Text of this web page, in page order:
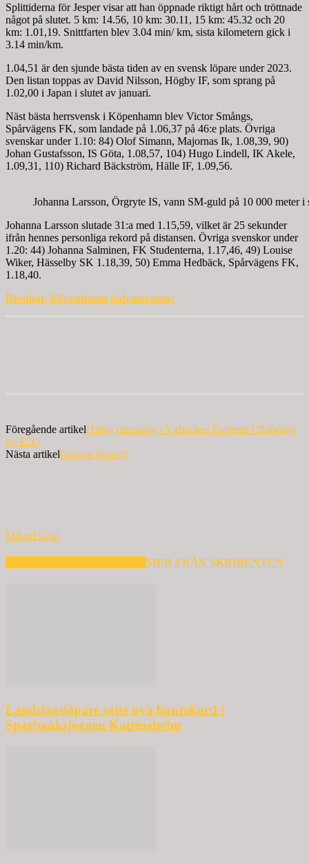
Splittiderna för Jesper visar att han öppnade riktigt hårt och tröttnade
något på slutet. 5 km: 14.56, 10 km: 30.11, 15 km: 45.32 och 20
km: 1.01,19. Snittfarten blev 3.04 min/ km, sista kilometern gick i
3.14 min/km.
1.04,51 är den sjunde bästa tiden av en svensk löpare under 2023.
Den listan toppas av David Nilsson, Högby IF, som sprang på
1.02,00 i Japan i slutet av januari.
Näst bästa herrsvensk i Köpenhamn blev Victor Smångs,
Spårvägens FK, som landade på 1.06,37 på 46:e plats. Övriga
svenskar under 1.10: 84) Olof Simann, Majornas Ik, 1.08,39, 90)
Johan Gustafsson, IS Göta, 1.08,57, 104) Hugo Lindell, IK Akele,
1.09,31, 110) Richard Bäckström, Hälle IF, 1.09,56.
Johanna Larsson, Örgryte IS, vann SM-guld på 10 000 meter
Johanna Larsson slutade 31:a med 1.15,59, vilket är 25 sekunder
ifrån hennes personliga rekord på distansen. Övriga svenskor under
1.20: 44) Johanna Salminen, FK Studenterna, 1.17,46, 49) Louise
Wiker, Hässelby SK 1.18,39, 50) Emma Hedbäck, Spårvägens FK,
1.18,40.
Resultat, Köpenhamn halvmaraton:
Föregående artikelHäftig utmaning i Yxbacken Extreme Challenge
by E2C
Nästa artikelGöinge Spring!
Mikael Grip
MER FRÅN SKRIBENTEN
Landslagslöpare satte nya banrekord i
Sparbanksjoggen Katrineholm